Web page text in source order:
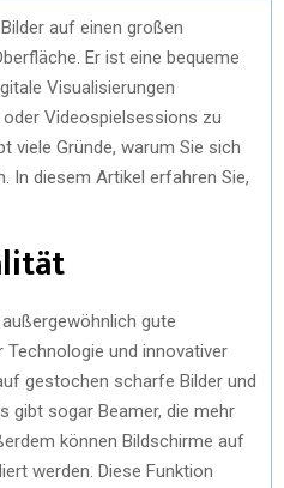
auf einen großen
Er ist eine bequeme
Visualisierungen
Videospielsessions zu
viele Gründe, warum Sie sich
In diesem Artikel erfahren Sie,
gute
Technologie und innovativer
gestochen scharfe Bilder und
gibt sogar Beamer, die mehr
können Bildschirme auf
werden. Diese Funktion